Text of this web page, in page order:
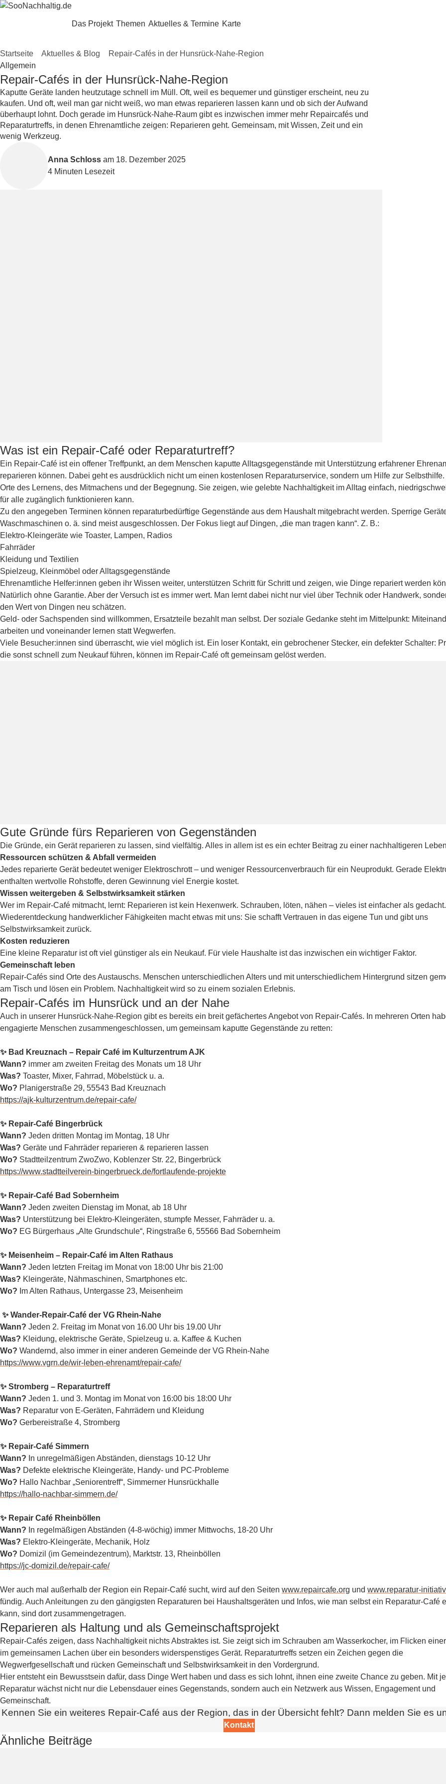
Zum Hauptinhalt springen
Das Projekt Themen Aktuelles & Termine Karte
Startseite Aktuelles & Blog
Repair-Cafés in der Hunsrück-Nahe-Region
in
Allgemein
Repair-Cafés in der Hunsrück-Nahe-Region
Kaputte Geräte landen heutzutage schnell im Müll. Oft, weil es bequemer und günstiger erscheint, neu zu
kaufen. Und oft, weil man gar nicht weiß, wo man etwas reparieren lassen kann und ob sich der Aufwand
überhaupt lohnt. Doch gerade im Hunsrück-Nahe-Raum gibt es inzwischen immer mehr Repaircafés und
Reparaturtreffs, in denen Ehrenamtliche zeigen: Reparieren geht. Gemeinsam, mit Wissen, Zeit und ein
wenig Werkzeug.
Von
Anna Schloss am 18. Dezember 2025
4 Minuten Lesezeit
Was ist ein Repair-Café oder Reparaturtreff?
Ein Repair-Café ist ein offener Treffpunkt, an dem Menschen kaputte Alltagsgegenstände mit Unterstützung erfahrener
reparieren können. Dabei geht es ausdrücklich nicht um einen kostenlosen Reparaturservice, sondern um Hilfe zur Selbsthilfe.
Orte des Lernens, des Mitmachens und der Begegnung. Sie zeigen, wie gelebte Nachhaltigkeit im Alltag einfach,
für alle zugänglich funktionieren kann.
Zu den angegeben Terminen können reparaturbedürftige Gegenstände aus dem Haushalt mitgebracht werden. Sperrige
Waschmaschinen o. ä. sind meist ausgeschlossen. Der Fokus liegt auf Dingen, „die man tragen kann“. Z. B.:
Elektro-Kleingeräte wie Toaster, Lampen, Radios
Fahrräder
Kleidung und Textilien
Spielzeug, Kleinmöbel oder Alltagsgegenstände
Ehrenamtliche Helfer:innen geben ihr Wissen weiter, unterstützen Schritt für Schritt und zeigen, wie Dinge repariert werden
Natürlich ohne Garantie. Aber der Versuch ist es immer wert. Man lernt dabei nicht nur viel über Technik oder Handwerk,
den Wert von Dingen neu schätzen.
Geld- oder Sachspenden sind willkommen, Ersatzteile bezahlt man selbst. Der soziale Gedanke steht im Mittelpunkt:
arbeiten und voneinander lernen statt Wegwerfen.
Viele Besucher:innen sind überrascht, wie viel möglich ist. Ein loser Kontakt, ein gebrochener Stecker, ein defekter Schalter:
die sonst schnell zum Neukauf führen, können im Repair-Café oft gemeinsam gelöst werden.
Gute Gründe fürs Reparieren von Gegenständen
Die Gründe, ein Gerät reparieren zu lassen, sind vielfältig. Alles in allem ist es ein echter Beitrag zu einer nachhaltigeren
Ressourcen schützen & Abfall vermeiden
Jedes reparierte Gerät bedeutet weniger Elektroschrott – und weniger Ressourcenverbrauch für ein Neuprodukt. Gerade
enthalten wertvolle Rohstoffe, deren Gewinnung viel Energie kostet.
Wissen weitergeben & Selbstwirksamkeit stärken
Wer im Repair-Café mitmacht, lernt: Reparieren ist kein Hexenwerk. Schrauben, löten, nähen – vieles ist einfacher als
Wiederentdeckung handwerklicher Fähigkeiten macht etwas mit uns: Sie schafft Vertrauen in das eigene Tun und gibt uns
Selbstwirksamkeit zurück.
Kosten reduzieren
Eine kleine Reparatur ist oft viel günstiger als ein Neukauf. Für viele Haushalte ist das inzwischen ein wichtiger Faktor.
Gemeinschaft leben
Repair-Cafés sind Orte des Austauschs. Menschen unterschiedlichen Alters und mit unterschiedlichem Hintergrund sitzen
am Tisch und lösen ein Problem. Nachhaltigkeit wird so zu einem sozialen Erlebnis.
Repair-Cafés im Hunsrück und an der Nahe
Auch in unserer Hunsrück-Nahe-Region gibt es bereits ein breit gefächertes Angebot von Repair-Cafés. In mehreren Orten
engagierte Menschen zusammengeschlossen, um gemeinsam kaputte Gegenstände zu retten:
✨ Bad Kreuznach – Repair Café im Kulturzentrum AJK
Wann? immer am zweiten Freitag des Monats um 18 Uhr
Was? Toaster, Mixer, Fahrrad, Möbelstück u. a.
Wo? Planigerstraße 29, 55543 Bad Kreuznach
https://ajk-kulturzentrum.de/repair-cafe/
✨ Repair-Café Bingerbrück
Wann? Jeden dritten Montag im Montag, 18 Uhr
Was? Geräte und Fahrräder reparieren & reparieren lassen
Wo? Stadtteilzentrum ZwoZwo, Koblenzer Str. 22, Bingerbrück
https://www.stadtteilverein-bingerbrueck.de/fortlaufende-projekte
✨ Repair-Café Bad Sobernheim
Wann? Jeden zweiten Dienstag im Monat, ab 18 Uhr
Was? Unterstützung bei Elektro-Kleingeräten, stumpfe Messer, Fahrräder u. a.
Wo? EG Bürgerhaus „Alte Grundschule“, Ringstraße 6, 55566 Bad Sobernheim
✨ Meisenheim – Repair-Café im Alten Rathaus
Wann? Jeden letzten Freitag im Monat von 18:00 Uhr bis 21:00
Was? Kleingeräte, Nähmaschinen, Smartphones etc.
Wo? Im Alten Rathaus, Untergasse 23, Meisenheim
✨ Wander-Repair-Café der VG Rhein-Nahe
Wann? Jeden 2. Freitag im Monat von 16.00 Uhr bis 19.00 Uhr
Was? Kleidung, elektrische Geräte, Spielzeug u. a. Kaffee & Kuchen
Wo? Wandernd, also immer in einer anderen Gemeinde der VG Rhein-Nahe
https://www.vgrn.de/wir-leben-ehrenamt/repair-cafe/
✨ Stromberg – Reparaturtreff
Wann? Jeden 1. und 3. Montag im Monat von 16:00 bis 18:00 Uhr
Was? Reparatur von E-Geräten, Fahrrädern und Kleidung
Wo? Gerbereistraße 4, Stromberg
✨ Repair-Café Simmern
Wann? In unregelmäßigen Abständen, dienstags 10-12 Uhr
Was? Defekte elektrische Kleingeräte, Handy- und PC-Probleme
Wo? Hallo Nachbar „Seniorentreff“, Simmerner Hunsrückhalle
https://hallo-nachbar-simmern.de/
✨ Repair Café Rheinböllen
Wann? In regelmäßigen Abständen (4-8-wöchig) immer Mittwochs, 18-20 Uhr
Was? Elektro-Kleingeräte, Mechanik, Holz
Wo? Domizil (im Gemeindezentrum), Marktstr. 13, Rheinböllen
https://jc-domizil.de/repair-cafe/
Wer auch mal außerhalb der Region ein Repair-Café sucht, wird auf den Seiten www.repaircafe.org und www.reparatur-
fündig. Auch Anleitungen zu den gängigsten Reparaturen bei Haushaltsgeräten und Infos, wie man selbst ein Reparatur-Café
kann, sind dort zusammengetragen.
Reparieren als Haltung und als Gemeinschaftsprojekt
Repair-Cafés zeigen, dass Nachhaltigkeit nichts Abstraktes ist. Sie zeigt sich im Schrauben am Wasserkocher, im Flicken
im gemeinsamen Lachen über ein besonders widerspenstiges Gerät. Reparaturtreffs setzen ein Zeichen gegen die
Wegwerfgesellschaft und rücken Gemeinschaft und Selbstwirksamkeit in den Vordergrund.
Hier entsteht ein Bewusstsein dafür, dass Dinge Wert haben und dass es sich lohnt, ihnen eine zweite Chance zu geben. Mit
Reparatur wächst nicht nur die Lebensdauer eines Gegenstands, sondern auch ein Netzwerk aus Wissen, Engagement und
Gemeinschaft.
Kennen Sie ein weiteres Repair-Café aus der Region, das in der Übersicht fehlt? Dann melden Sie es
Kontakt
Ähnliche Beiträge